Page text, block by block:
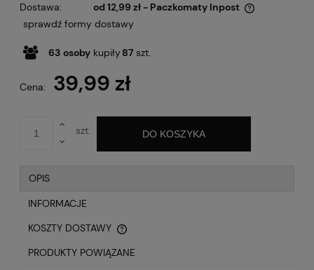
Dostawa:
od 12,99 zł- Paczkomaty Inpost
Cena nie zawiera ewentualnych kosztów płatności
sprawdź formy dostawy
63 osoby kupiły87 szt.
Cena: 39,99 zł
szt. DO KOSZYKA
OPIS
INFORMACJE
KOSZTY DOSTAWY
CENA NIE ZAWIERA EWENTUALNYCH KOSZTÓW
PŁATNOŚCI
PRODUKTY POWIĄZANE